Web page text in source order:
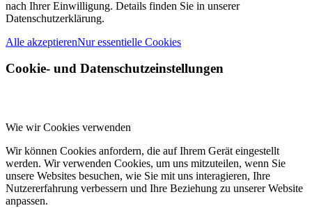
nach Ihrer Einwilligung. Details finden Sie in unserer
Datenschutzerklärung.
Alle akzeptierenNur essentielle Cookies
Cookie- und Datenschutzeinstellungen
Wie wir Cookies verwenden
Wir können Cookies anfordern, die auf Ihrem Gerät eingestellt
werden. Wir verwenden Cookies, um uns mitzuteilen, wenn Sie
unsere Websites besuchen, wie Sie mit uns interagieren, Ihre
Nutzererfahrung verbessern und Ihre Beziehung zu unserer Website
anpassen.